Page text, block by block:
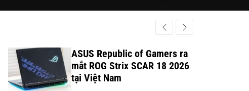
h
c
o
r
h
ASUS Republic of Gamers ra
mắt ROG Strix SCAR 18 2026
tại Việt Nam